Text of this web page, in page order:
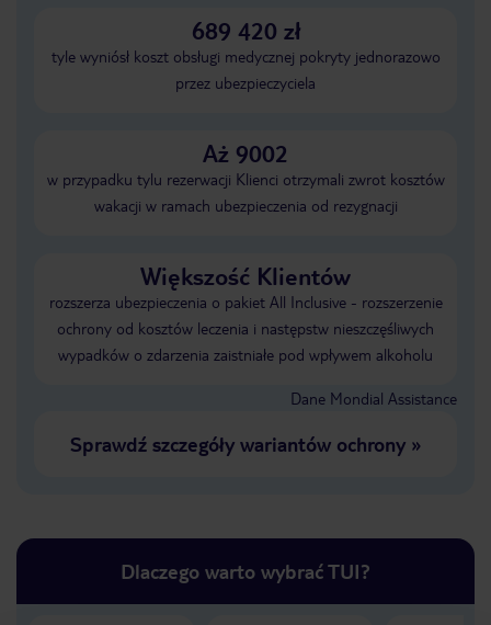
689 420 zł
tyle wyniósł koszt obsługi medycznej pokryty jednorazowo
przez ubezpieczyciela
Aż 9002
w przypadku tylu rezerwacji Klienci otrzymali zwrot kosztów
wakacji w ramach ubezpieczenia od rezygnacji
Większość Klientów
rozszerza ubezpieczenia o pakiet All Inclusive - rozszerzenie
ochrony od kosztów leczenia i następstw nieszczęśliwych
wypadków o zdarzenia zaistniałe pod wpływem alkoholu
Dane Mondial Assistance
Sprawdź szczegóły wariantów ochrony»
Dlaczego warto wybrać TUI?